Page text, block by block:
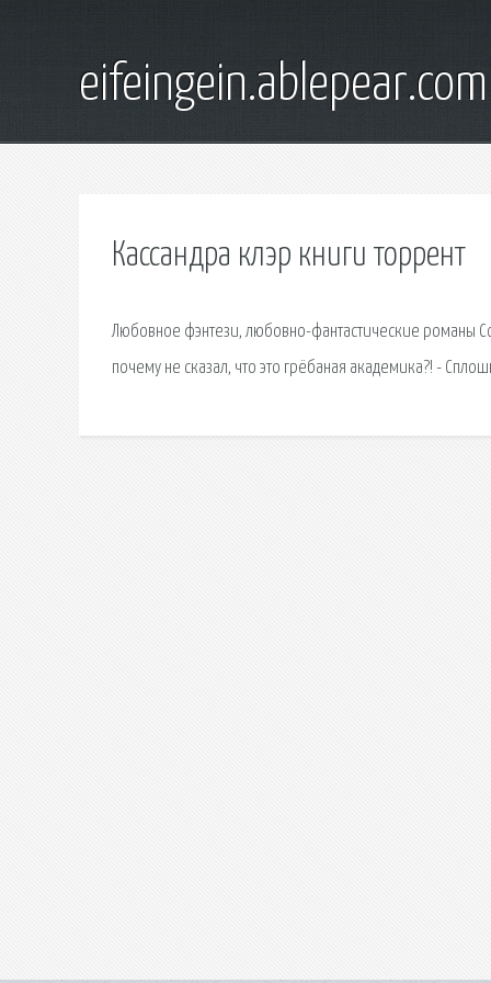
eifeingein.ablepear.com
Кассандра клэр книги торрент
Любовное фэнтези, любовно-фантастические романы
почему не сказал, что это грёбаная академика?! -